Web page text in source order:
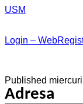
USM
Login –
Published
Adresa